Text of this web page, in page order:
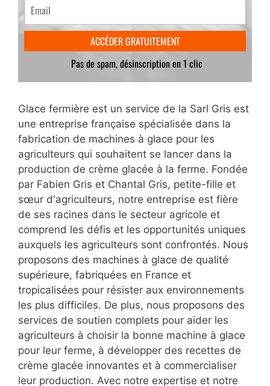
Glace fermière est un service de la Sarl Gris est
une entreprise française spécialisée dans la
fabrication de machines à glace pour les
agriculteurs qui souhaitent se lancer dans la
production de crème glacée à la ferme. Fondée
par Fabien Gris et Chantal Gris, petite-fille et
sœur d'agriculteurs, notre entreprise est fière
de ses racines dans le secteur agricole et
comprend les défis et les opportunités uniques
auxquels les agriculteurs sont confrontés. Nous
proposons des machines à glace de qualité
supérieure, fabriquées en France et
tropicalisées pour résister aux environnements
les plus difficiles. De plus, nous proposons des
services de soutien complets pour aider les
agriculteurs à choisir la bonne machine à glace
pour leur ferme, à développer des recettes de
crème glacée innovantes et à commercialiser
leur production. Avec notre expertise et notre